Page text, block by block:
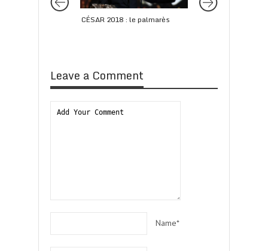
CÉSAR 2018 : le palmarès
Leave a Comment
Name*